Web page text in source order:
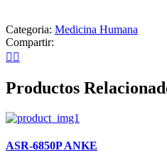
Categoria: Medicina Humana
Compartir:
Productos
ASR-6850P ANKE